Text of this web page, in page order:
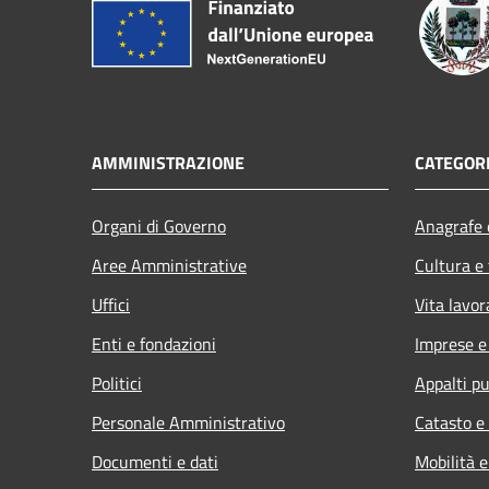
AMMINISTRAZIONE
Organi di Governo
Aree Amministrative
Uffici
Enti e fondazioni
Politici
Personale Amministrativo
Documenti e dati
Cultura
Vita
Imprese
Appalti
Catasto
Mobilità